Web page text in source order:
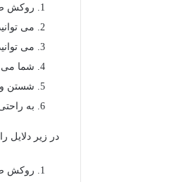
روکش
می
می
شما می
شستن و
به
در زیر دلایل
روکش